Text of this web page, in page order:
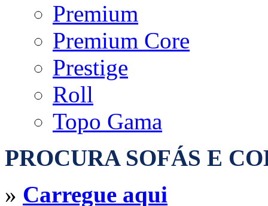
Premium
Premium Core
Prestige
Roll
Topo Gama
PROCURA SOFÁS E
» Carregue aqui